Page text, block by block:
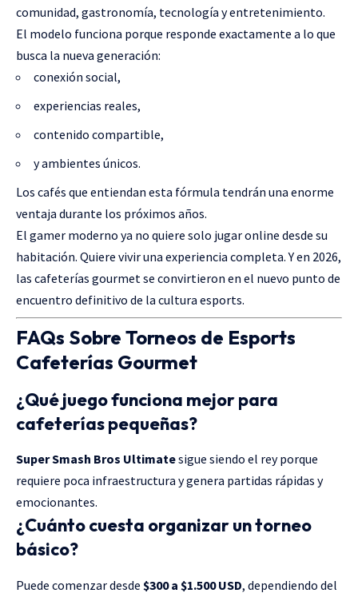
comunidad, gastronomía, tecnología y entretenimiento.
El modelo funciona porque responde exactamente a lo que
busca la nueva generación:
conexión social,
experiencias reales,
contenido compartible,
y ambientes únicos.
Los cafés que entiendan esta fórmula tendrán una enorme
ventaja durante los próximos años.
El gamer moderno ya no quiere solo jugar online desde su
habitación. Quiere vivir una experiencia completa. Y en 2026,
las cafeterías gourmet se convirtieron en el nuevo punto de
encuentro definitivo de la cultura esports.
FAQs Sobre Torneos de Esports
Cafeterías Gourmet
¿Qué juego funciona mejor para
cafeterías pequeñas?
Super Smash Bros Ultimatesigue siendo el rey porque
requiere poca infraestructura y genera partidas rápidas y
emocionantes.
¿Cuánto cuesta organizar un torneo
básico?
Puede comenzar desde $300 a $1.500 USD, dependiendo del